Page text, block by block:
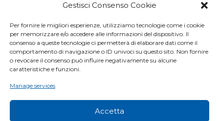
Gestisci Consenso Cookie
Per fornire le migliori esperienze, utilizziamo tecnologie come i cookie
per memorizzare e/o accedere alle informazioni del dispositivo. Il
consenso a queste tecnologie ci permetterà di elaborare dati come il
comportamento di navigazione o ID univoci su questo sito. Non fornire
o revocare il consenso può influire negativamente su alcune
caratteristiche e funzioni.
Manage services
Accetta